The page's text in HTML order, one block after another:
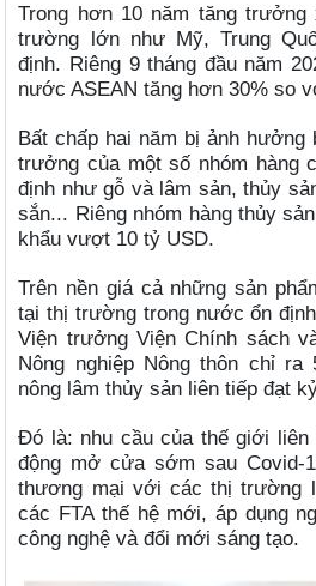
Trong hơn 10 năm tăng
trường lớn như Mỹ, Trung
định. Riêng 9 tháng đầu năm
nước ASEAN tăng hơn 30% so
Bất chấp hai năm bị ảnh
trưởng của một số nhóm hàng
định như gỗ và lâm sản, thủy
sắn... Riêng nhóm hàng thủy
khẩu vượt 10 tỷ USD.
Trên nền giá cả những sản
tại thị trường trong nước ổn
Viện trưởng Viện Chính sách
Nông nghiệp Nông thôn chỉ
nông lâm thủy sản liên tiếp đạt
Đó là: nhu cầu của thế giới liên
động mở cửa sớm sau Covid-
thương mại với các thị trường
các FTA thế hệ mới, áp dụng
công nghệ và đổi mới sáng tạo.